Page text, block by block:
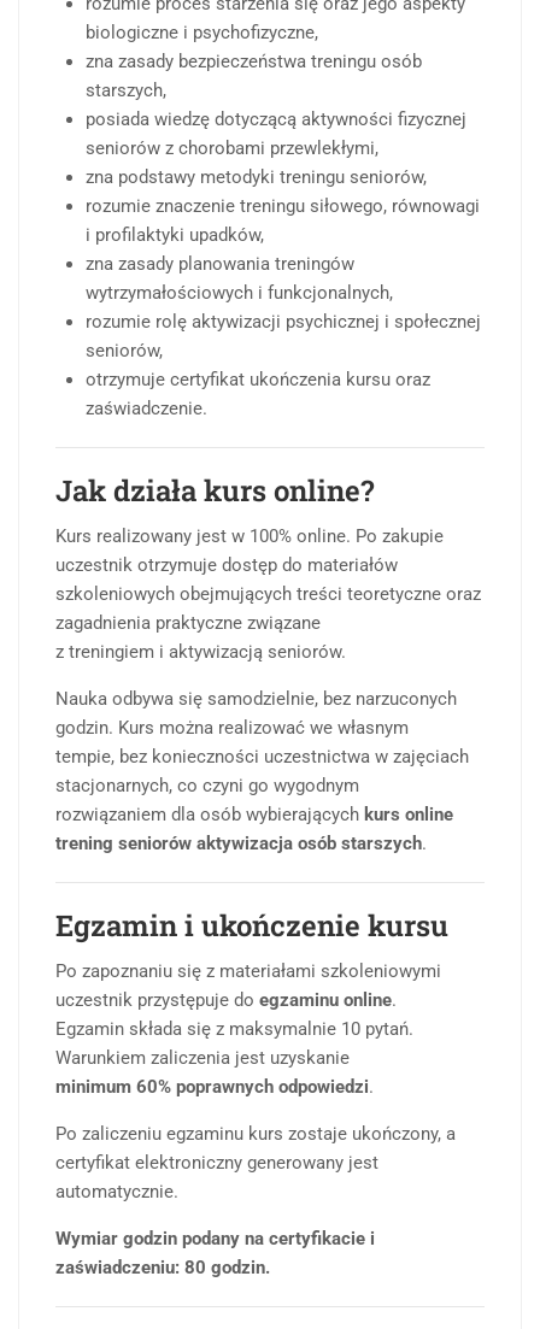
biologiczne i psychofizyczne,
zna zasady bezpieczeństwa treningu osób
starszych,
posiada wiedzę dotyczącą aktywności fizycznej
seniorów z chorobami przewlekłymi,
zna podstawy metodyki treningu seniorów,
rozumie znaczenie treningu siłowego, równowagi
i profilaktyki upadków,
zna zasady planowania treningów
wytrzymałościowych i funkcjonalnych,
rozumie rolę aktywizacji psychicznej i społecznej
seniorów,
otrzymuje certyfikat ukończenia kursu oraz
zaświadczenie.
Jak działa kurs online?
Kurs realizowany jest w 100% online. Po zakupie
uczestnik otrzymuje dostęp do materiałów
szkoleniowych obejmujących treści teoretyczne oraz
zagadnienia praktyczne związane
z treningiem i aktywizacją seniorów.
Nauka odbywa się samodzielnie, bez narzuconych
godzin. Kurs można realizować we własnym
tempie, bez konieczności uczestnictwa w zajęciach
stacjonarnych, co czyni go wygodnym
rozwiązaniem dla osób wybierających kurs online
trening seniorów aktywizacja osób starszych.
Egzamin i ukończenie kursu
Po zapoznaniu się z materiałami szkoleniowymi
uczestnik przystępuje do egzaminu online.
Egzamin składa się z maksymalnie 10 pytań.
Warunkiem zaliczenia jest uzyskanie
minimum 60% poprawnych odpowiedzi.
Po zaliczeniu egzaminu kurs zostaje ukończony, a
certyfikat elektroniczny generowany jest
automatycznie.
Wymiar godzin podany na certyfikacie i
zaświadczeniu: 80 godzin.